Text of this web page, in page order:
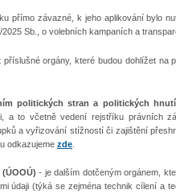
přímo závazné, k jeho aplikování bylo
Sb., o volebních kampaních a
orgány, které budou dohlížet
politických stran a politických hnutí
a to včetně vedení rejstříku právních
a vyřizování stížností či zajištění
odkazujeme zde
- je dalším dotčeným orgánem,
údaji (týká se zejména technik cílení a